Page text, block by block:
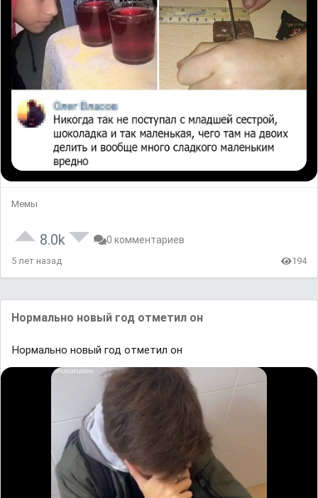
Мемы
8.0k 0 комментариев
5 лет назад 194
Нормально новый год отметил он
Нормально новый год отметил он